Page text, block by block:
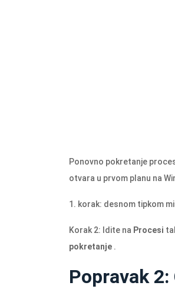
Ponovno pokretanje
otvara u prvom planu na
1. korak: desnom tipkom
Korak 2: Idite na Procesi
pokretanje .
Popravak